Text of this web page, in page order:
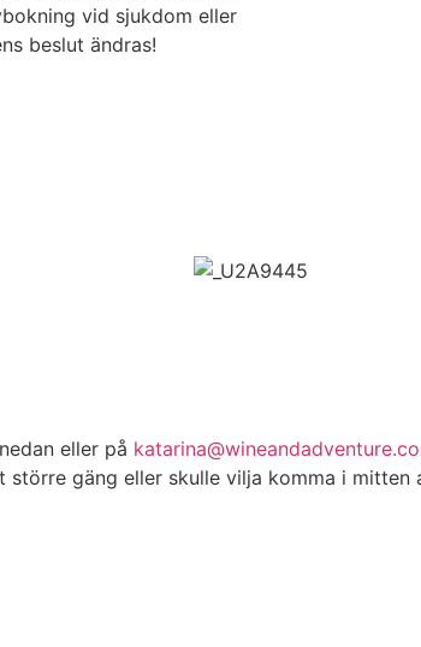
vid sjukdom eller
beslut ändras!
eller på
gäng eller skulle vilja komma i mitten